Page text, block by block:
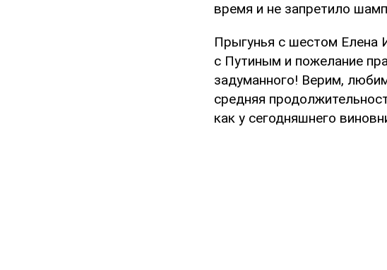
время и не запретило
Прыгунья с шестом Елена
с Путиным и пожелание
задуманного! Верим,
средняя
как у сегодняшнего